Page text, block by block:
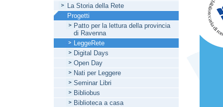
La Storia della Rete
Progetti
Patto per la lettura della provincia
di Ravenna
LeggeRete
Digital Days
Open Day
Nati per Leggere
Seminar Libri
Bibliobus
Biblioteca a casa